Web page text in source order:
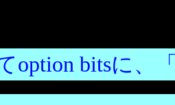
option bitsに